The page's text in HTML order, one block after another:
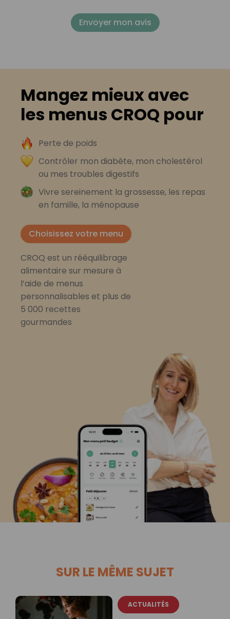
Envoyer mon avis
Mangez mieux avec
les menus CROQ pour
Perte de poids
Contrôler mon diabète, mon cholestérol
ou mes troubles digestifs
Vivre sereinement la grossesse, les repas
en famille, la ménopause
Choisissez votre menu
CROQ est un rééquilibrage
alimentaire sur mesure à
l’aide de menus
personnalisables et plus de
5 000 recettes
gourmandes
SUR LE MÊME SUJET
ACTUALITÉS